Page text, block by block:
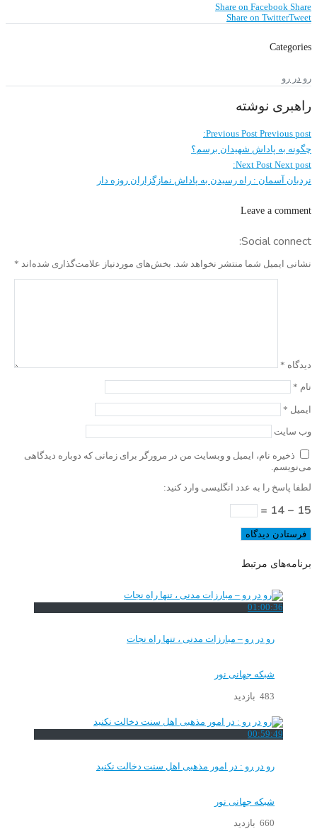
Share on Facebook Share
Share on TwitterTweet
Categories
رو در رو
راهبری نوشته
Previous Post Previous post:
چگونه به پاداش شهیدان برسم؟
Next Post Next post:
نردبان آسمان : راه رسیدن به پاداش نمازگزاران روزه دار
Leave a comment
Social connect:
نشانی ایمیل شما منتشر نخواهد شد. بخش‌های موردنیاز علامت‌گذاری شده‌اند *
دیدگاه *
نام *
ایمیل *
وب‌ سایت
ذخیره نام، ایمیل و وبسایت من در مرورگر برای زمانی که دوباره دیدگاهی
می‌نویسم.
لطفا پاسخ را به عدد انگلیسی وارد کنید:
15 − 14 =
برنامه‌های مرتبط
01:00:36
رو در رو – مبارزات مدنی ، تنها راه نجات
شبکه جهانی نور
483 بازدید
00:59:49
رو در رو : در امور مذهبی اهل سنت دخالت نکنید
شبکه جهانی نور
660 بازدید